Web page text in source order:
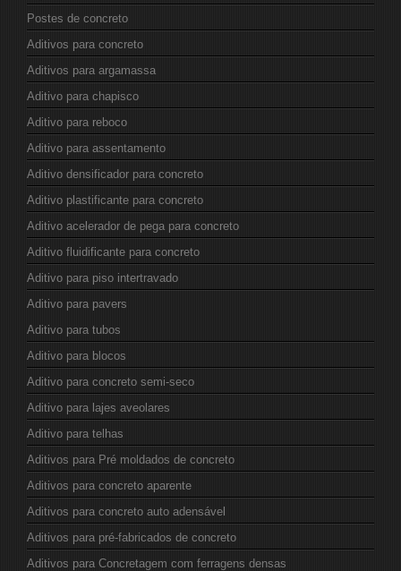
Postes de concreto
Aditivos para concreto
Aditivos para argamassa
Aditivo para chapisco
Aditivo para reboco
Aditivo para assentamento
Aditivo densificador para concreto
Aditivo plastificante para concreto
Aditivo acelerador de pega para concreto
Aditivo fluidificante para concreto
Aditivo para piso intertravado
Aditivo para pavers
Aditivo para tubos
Aditivo para blocos
Aditivo para concreto semi-seco
Aditivo para lajes aveolares
Aditivo para telhas
Aditivos para Pré moldados de concreto
Aditivos para concreto aparente
Aditivos para concreto auto adensável
Aditivos para pré-fabricados de concreto
Aditivos para Concretagem com ferragens densas